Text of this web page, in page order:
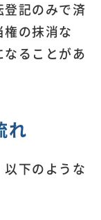
記のみで済
の抹消な
ることがあ
れ
下のような